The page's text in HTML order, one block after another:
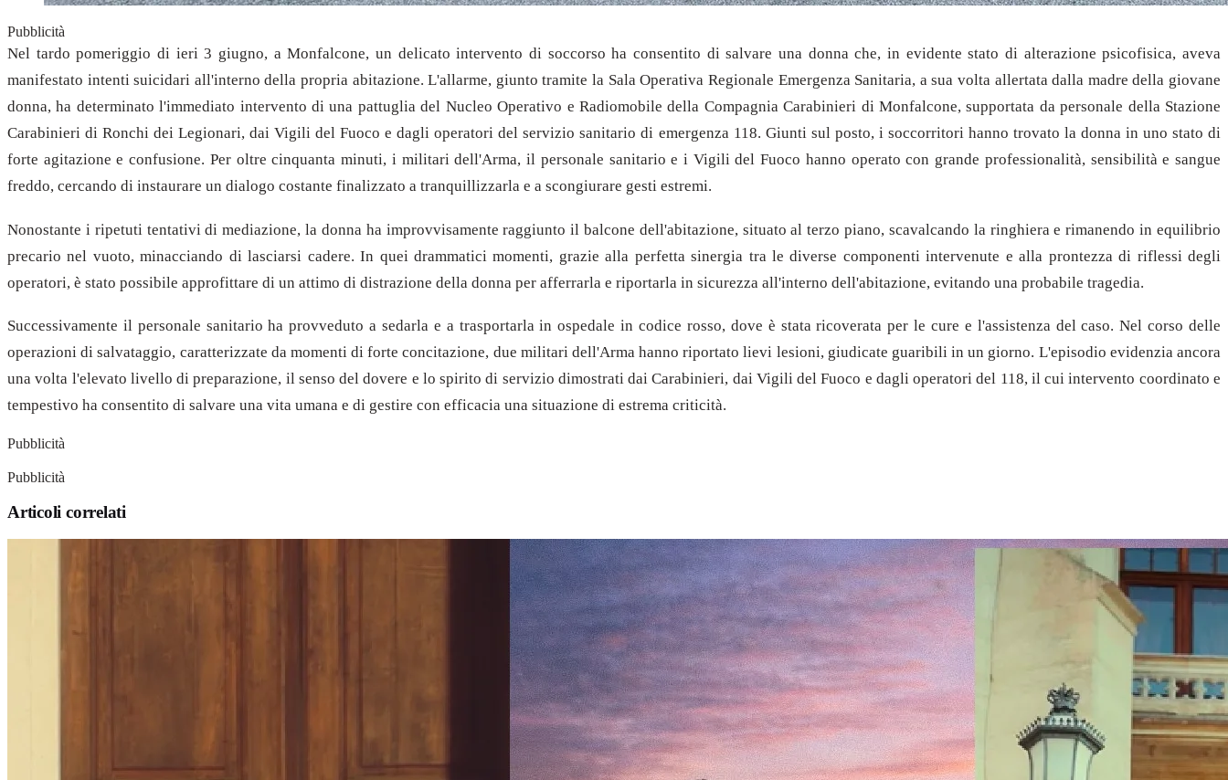
Pubblicità
Nel tardo pomeriggio di ieri 3 giugno, a Monfalcone, un delicato intervento di soccorso ha consentito di salvare una donna che, in evidente stato di alterazione psicofisica, aveva
manifestato intenti suicidari all'interno della propria abitazione. L'allarme, giunto tramite la Sala Operativa Regionale Emergenza Sanitaria, a sua volta allertata dalla madre della giovane
donna, ha determinato l'immediato intervento di una pattuglia del Nucleo Operativo e Radiomobile della Compagnia Carabinieri di Monfalcone, supportata da personale della Stazione
Carabinieri di Ronchi dei Legionari, dai Vigili del Fuoco e dagli operatori del servizio sanitario di emergenza 118. Giunti sul posto, i soccorritori hanno trovato la donna in uno stato di
forte agitazione e confusione. Per oltre cinquanta minuti, i militari dell'Arma, il personale sanitario e i Vigili del Fuoco hanno operato con grande professionalità, sensibilità e sangue
freddo, cercando di instaurare un dialogo costante finalizzato a tranquillizzarla e a scongiurare gesti estremi.
Nonostante i ripetuti tentativi di mediazione, la donna ha improvvisamente raggiunto il balcone dell'abitazione, situato al terzo piano, scavalcando la ringhiera e rimanendo in equilibrio
precario nel vuoto, minacciando di lasciarsi cadere. In quei drammatici momenti, grazie alla perfetta sinergia tra le diverse componenti intervenute e alla prontezza di riflessi degli
operatori, è stato possibile approfittare di un attimo di distrazione della donna per afferrarla e riportarla in sicurezza all'interno dell'abitazione, evitando una probabile tragedia.
Successivamente il personale sanitario ha provveduto a sedarla e a trasportarla in ospedale in codice rosso, dove è stata ricoverata per le cure e l'assistenza del caso. Nel corso delle
operazioni di salvataggio, caratterizzate da momenti di forte concitazione, due militari dell'Arma hanno riportato lievi lesioni, giudicate guaribili in un giorno. L'episodio evidenzia ancora
una volta l'elevato livello di preparazione, il senso del dovere e lo spirito di servizio dimostrati dai Carabinieri, dai Vigili del Fuoco e dagli operatori del 118, il cui intervento coordinato e
tempestivo ha consentito di salvare una vita umana e di gestire con efficacia una situazione di estrema criticità.
Pubblicità
Pubblicità
Articoli correlati